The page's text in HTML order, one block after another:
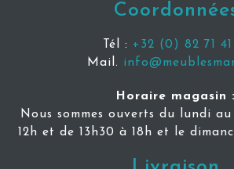
Tél : +32 (0) 82 71 41
Mail.
Horaire magasin :
Nous sommes ouverts du lundi
12h et de 13h30 à 18h et le